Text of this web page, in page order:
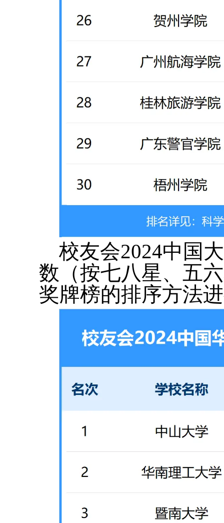
校友会2024中国
数（按七八星、五
奖牌榜的排序方法